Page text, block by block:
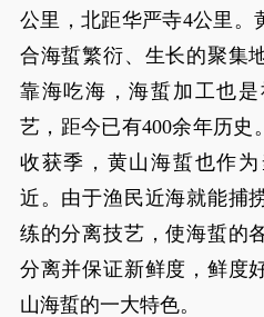
公里，北距华严寺4公里。
合海蜇繁衍、生长的聚集
靠海吃海，海蜇加工也
艺，距今已有400余年历
收获季，黄山海蜇也作
近。由于渔民近海就能捕
练的分离技艺，使海蜇的
分离并保证新鲜度，鲜度
山海蜇的一大特色。